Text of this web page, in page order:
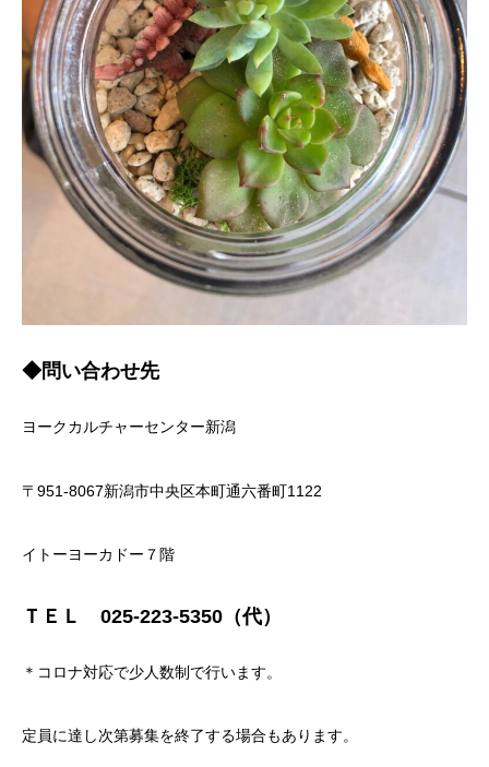
◆問い合わせ先
ヨークカルチャーセンター新潟
〒951-8067新潟市中央区本町通六番町1122
イトーヨーカドー７階
ＴＥＬ 025-223-5350（代）
＊コロナ対応で少人数制で行います。
定員に達し次第募集を終了する場合もあります。